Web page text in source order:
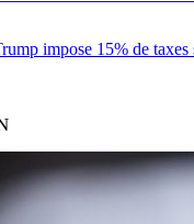
impose 15% de